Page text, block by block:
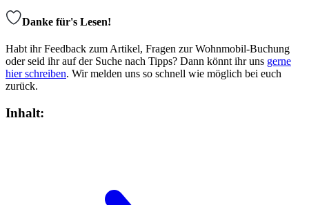
Danke für's Lesen!
Habt ihr Feedback zum Artikel, Fragen zur Wohnmobil-Buchung
oder seid ihr auf der Suche nach Tipps? Dann könnt ihr uns gerne
hier schreiben. Wir melden uns so schnell wie möglich bei euch
zurück.
Inhalt: